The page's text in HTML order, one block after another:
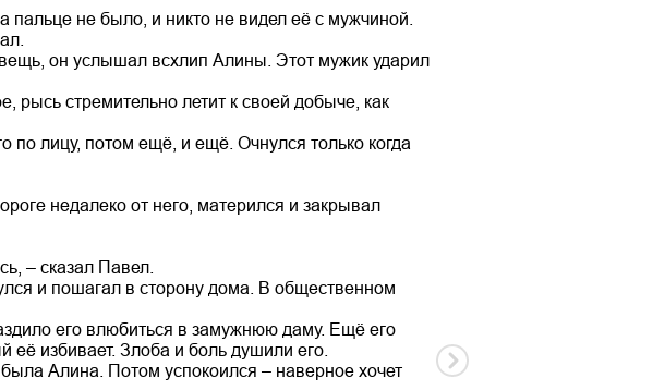
не было, и никто не видел её с мужчиной.
он услышал всхлип Алины. Этот мужик ударил
рысь стремительно летит к своей добыче, как
по лицу, потом ещё, и ещё. Очнулся только когда
недалеко от него, матерился и закрывал
– сказал Павел.
и пошагал в сторону дома. В общественном
его влюбиться в замужнюю даму. Ещё его
избивает. Злоба и боль душили его.
Алина. Потом успокоился – наверное хочет